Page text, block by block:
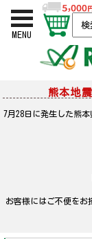
MENU
熊本地
7月28日に発生した熊
お客様にはご不便をお